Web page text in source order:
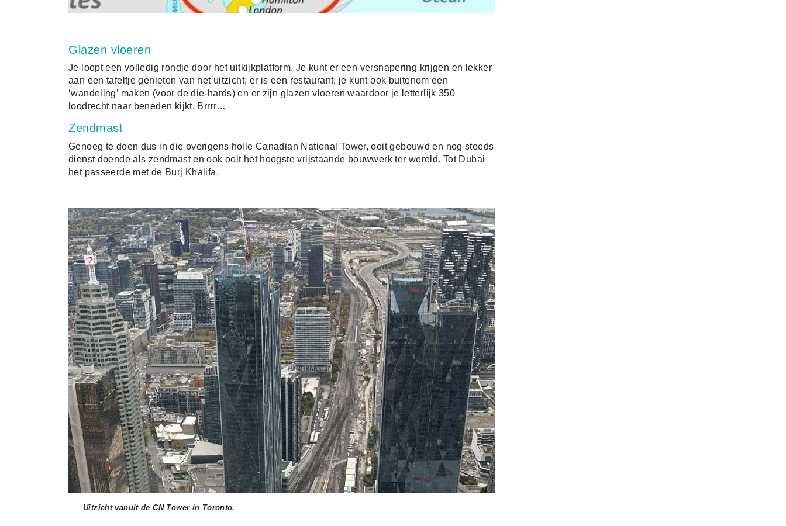
Glazen vloeren
Je loopt een volledig rondje door het uitkijkplatform. Je kunt er een versnapering krijgen en lekker
aan een tafeltje genieten van het uitzicht; er is een restaurant; je kunt ook buitenom een
‘wandeling’ maken (voor de die-hards) en er zijn glazen vloeren waardoor je letterlijk 350
loodrecht naar beneden kijkt. Brrrr…
Zendmast
Genoeg te doen dus in die overigens holle Canadian National Tower, ooit gebouwd en nog steeds
dienst doende als zendmast en ook ooit het hoogste vrijstaande bouwwerk ter wereld. Tot Dubai
het passeerde met de Burj Khalifa.
Uitzicht vanuit de CN Tower in Toronto.